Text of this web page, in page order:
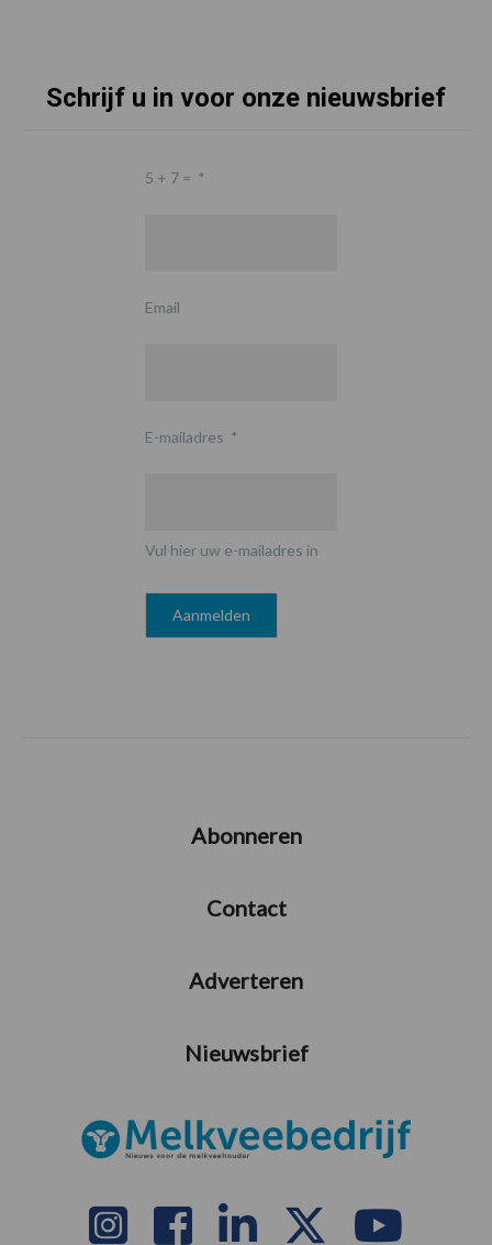
Schrijf u in voor onze nieuwsbrief
5 + 7 = *
Email
E-mailadres *
Vul hier uw e-mailadres in
Abonneren
Contact
Adverteren
Nieuwsbrief